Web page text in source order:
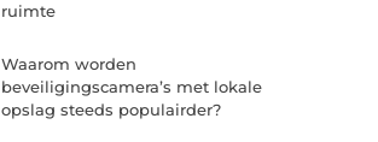
ruimte
Waarom worden
beveiligingscamera’s met lokale
opslag steeds populairder?